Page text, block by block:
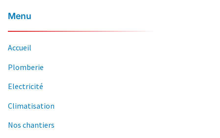
Menu
Accueil
Plomberie
Electricité
Climatisation
Nos chantiers